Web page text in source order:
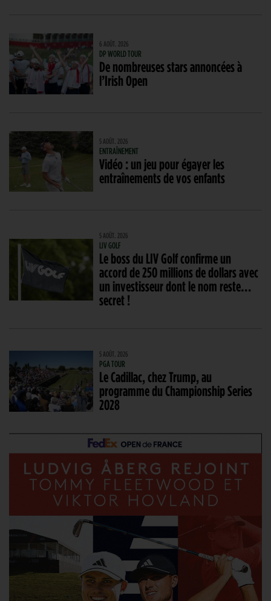
6 AOÛT. 2026
DP WORLD TOUR
De nombreuses stars annoncées à
l’Irish Open
5 AOÛT. 2026
ENTRAÎNEMENT
Vidéo : un jeu pour égayer les
entraînements de vos enfants
5 AOÛT. 2026
LIV GOLF
Le boss du LIV Golf confirme un
accord de 250 millions de dollars avec
un investisseur dont le nom reste…
secret !
5 AOÛT. 2026
PGA TOUR
Le Cadillac, chez Trump, au
programme du Championship Series
2028